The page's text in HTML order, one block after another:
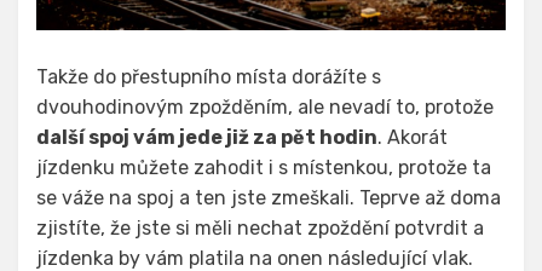
Takže do přestupního místa dorážíte s
dvouhodinovým zpožděním, ale nevadí to, protože
další spoj vám jede již za pět hodin. Akorát
jízdenku můžete zahodit i s místenkou, protože ta
se váže na spoj a ten jste zmeškali. Teprve až doma
zjistíte, že jste si měli nechat zpoždění potvrdit a
jízdenka by vám platila na onen následující vlak.